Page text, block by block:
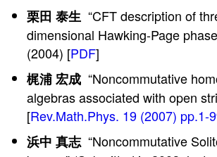
栗田 泰生 “CFT description of
dimensional Hawking-Page
(2004) [PDF]
梶浦 宏成“Noncommutative
algebras associated with open
[Rev.Math.Phys. 19 (2007) pp.1-
浜中 真志“Noncommutative